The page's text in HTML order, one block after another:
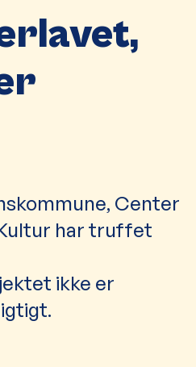
Center
har truffet
ikke er